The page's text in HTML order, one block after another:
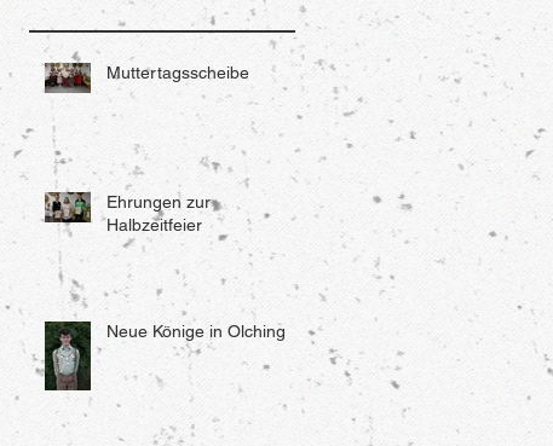
Muttertagsscheibe
Ehrungen zur
Halbzeitfeier
Neue Könige in Olching